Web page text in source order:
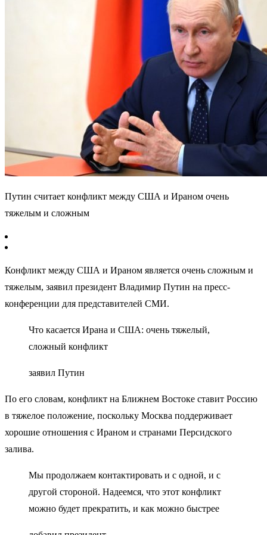
Путин считает конфликт между США и Ираном очень
тяжелым и сложным
Конфликт между США и Ираном является очень сложным и
тяжелым, заявил президент Владимир Путин на пресс-
конференции для представителей СМИ.
Что касается Ирана и США: очень тяжелый,
сложный конфликт
заявил Путин
По его словам, конфликт на Ближнем Востоке ставит Россию
в тяжелое положение, поскольку Москва поддерживает
хорошие отношения с Ираном и странами Персидского
залива.
Мы продолжаем контактировать и с одной, и с
другой стороной. Надеемся, что этот конфликт
можно будет прекратить, и как можно быстрее